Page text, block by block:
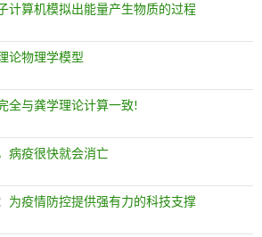
计算机模拟出能量产生物质的过程
论物理学模型
全与龚学理论计算一致!
病疫很快就会消亡
为疫情防控提供强有力的科技支撑